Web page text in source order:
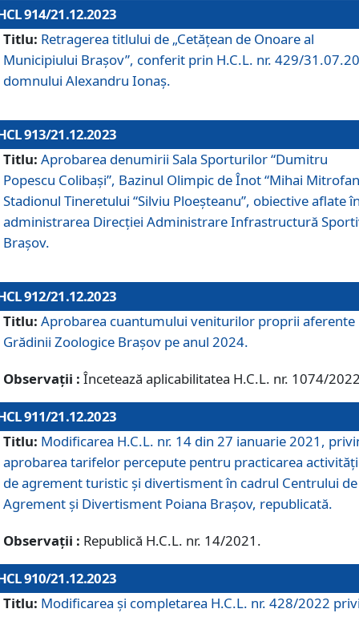
914/21.12.2023
Titlu: Retragerea titlului de „Cetățean de Onoare al
Municipiului Brașov”, conferit prin H.C.L. nr. 429/
domnului Alexandru Ionaș.
913/21.12.2023
Titlu: Aprobarea denumirii Sala Sporturilor “Dumitru
Popescu Colibași”, Bazinul Olimpic de Înot “Mihai
Stadionul Tineretului “Silviu Ploeșteanu”, obiective aflate
administrarea Direcției Administrare Infrastructură
Brașov.
912/21.12.2023
Titlu: Aprobarea cuantumului veniturilor proprii aferente
Grădinii Zoologice Braşov pe anul 2024.
Observații : Încetează aplicabilitatea H.C.L. nr. 1074/
911/21.12.2023
Titlu: Modificarea H.C.L. nr. 14 din 27 ianuarie 2021,
aprobarea tarifelor percepute pentru practicarea
de agrement turistic și divertisment în cadrul Centrului de
Agrement și Divertisment Poiana Brașov, republicată.
Observații : Republică H.C.L. nr. 14/2021.
910/21.12.2023
Titlu: Modificarea și completarea H.C.L. nr. 428/2022